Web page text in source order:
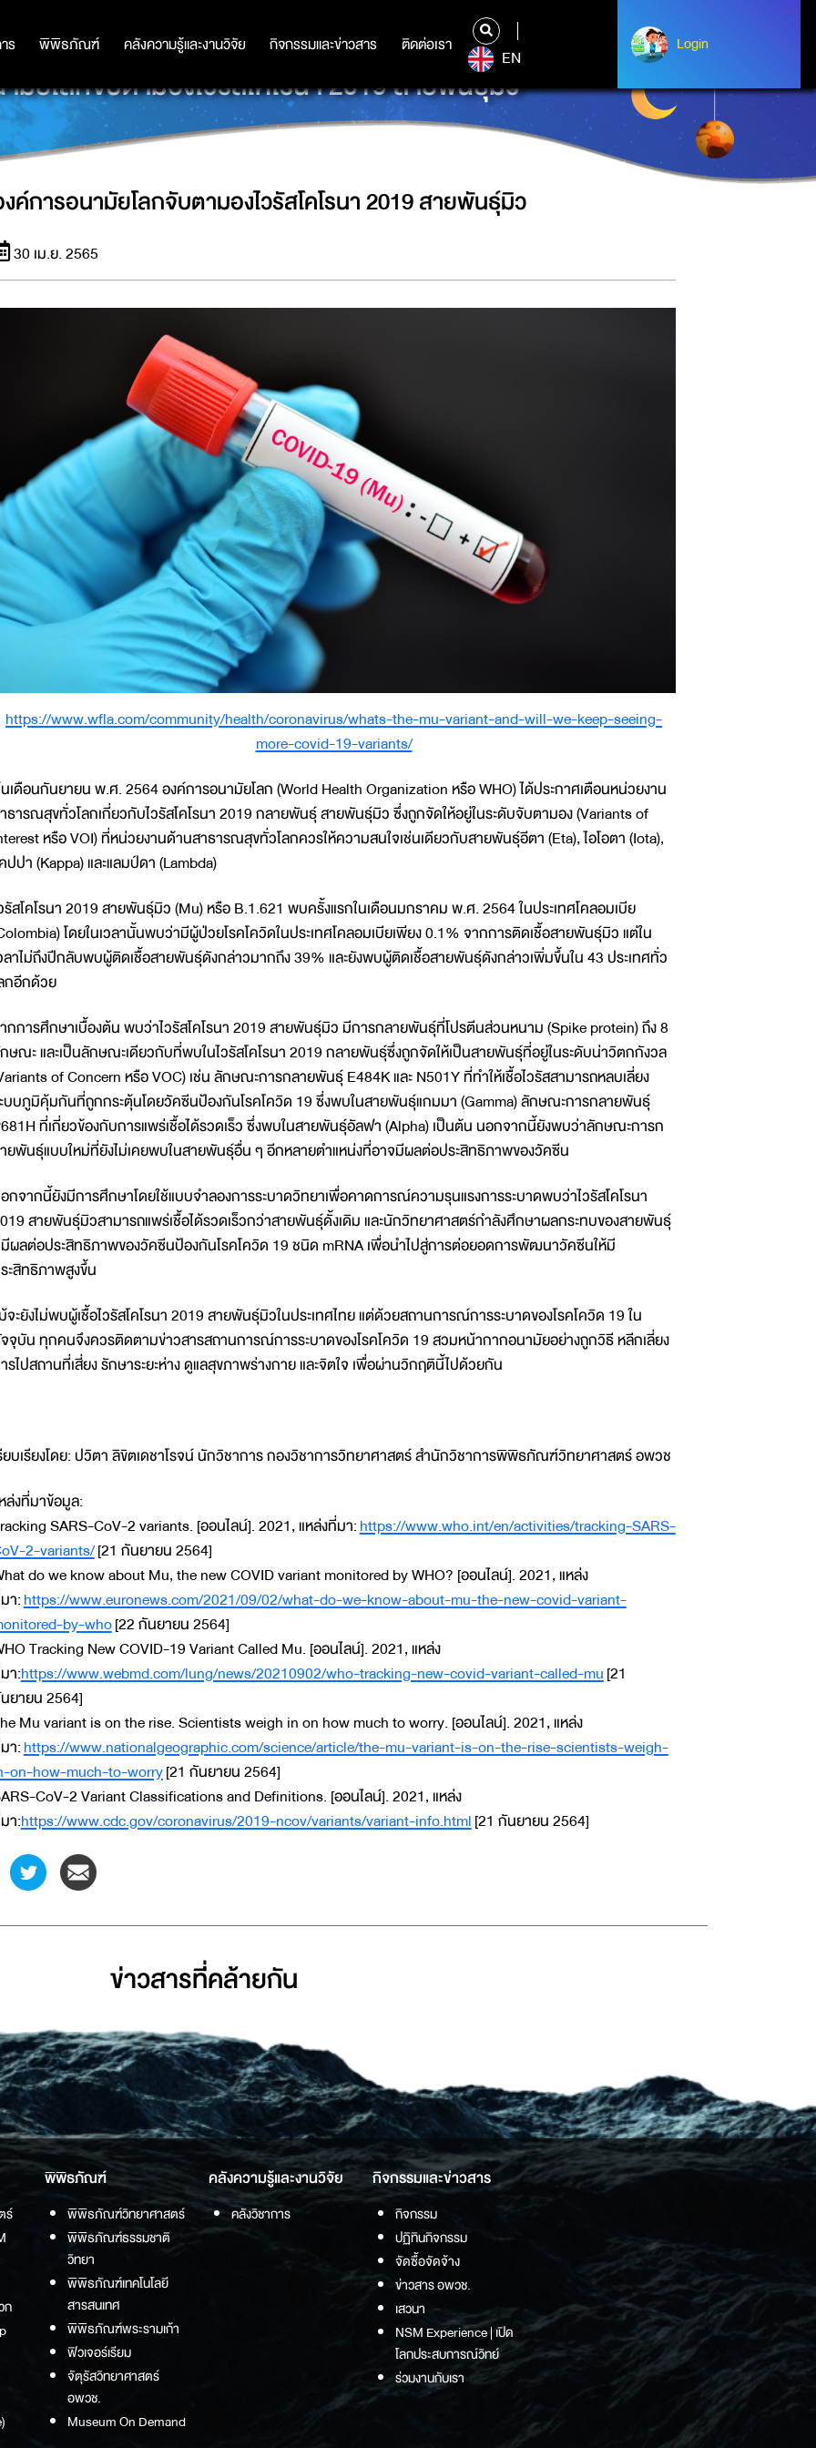
ร พิพิธภัณฑ์ คลังความรู้และงานวิจัย กิจกรรมและข่าวสาร ติดต่อเรา
ร พิพิธภัณฑ์ คลังความรู้และงานวิจัย กิจกรรมและข่าวสาร ติดต่อเรา
EN
Login
Login
มัยโลกจับตามองไวรัสโคโรนา 2019 สายพันธุ์มิว
ค์การอนามัยโลกจับตามองไวรัสโคโรนา 2019 สายพันธุ์มิว
30 เม.ย. 2565
https://www.wfla.com/community/health/coronavirus/whats-the-mu-variant-and-will-we-keep-seeing-
more-covid-19-variants/
เดือนกันยายน พ.ศ. 2564 องค์การอนามัยโลก (World Health Organization หรือ WHO) ได้ประกาศเตือนหน่วยงาน
ธารณสุขทั่วโลกเกี่ยวกับไวรัสโคโรนา 2019 กลายพันธุ์ สายพันธุ์มิว ซึ่งถูกจัดให้อยู่ในระดับจับตามอง (Variants of
หรือ VOI) ที่หน่วยงานด้านสาธารณสุขทั่วโลกควรให้ความสนใจเช่นเดียวกับสายพันธุ์อีตา (Eta), ไอโอตา (Iota),
ปปา (Kappa) และแลมป์ดา (Lambda)
รัสโคโรนา 2019 สายพันธุ์มิว (Mu) หรือ B.1.621 พบครั้งแรกในเดือนมกราคม พ.ศ. 2564 ในประเทศโคลอมเบีย
โดยในเวลานั้นพบว่ามีผู้ป่วยโรคโควิดในประเทศโคลอมเบียเพียง 0.1% จากการติดเชื้อสายพันธุ์มิว แต่ใน
ลาไม่ถึงปีกลับพบผู้ติดเชื้อสายพันธุ์ดังกล่าวมากถึง 39% และยังพบผู้ติดเชื้อสายพันธุ์ดังกล่าวเพิ่มขึ้นใน 43 ประเทศทั่ว
กอีกด้วย
กการศึกษาเบื้องต้น พบว่าไวรัสโคโรนา 2019 สายพันธุ์มิว มีการกลายพันธุ์ที่โปรตีนส่วนหนาม (Spike protein) ถึง 8
ษณะ และเป็นลักษณะเดียวกับที่พบในไวรัสโคโรนา 2019 กลายพันธุ์ซึ่งถูกจัดให้เป็นสายพันธุ์ที่อยู่ในระดับน่าวิตกกังวล
of Concern หรือ VOC) เช่น ลักษณะการกลายพันธุ์ E484K และ N501Y ที่ทำให้เชื้อไวรัสสามารถหลบเลี่ยง
บบภูมิคุ้มกันที่ถูกกระตุ้นโดยวัคซีนป้องกันโรคโควิด 19 ซึ่งพบในสายพันธุ์แกมมา (Gamma) ลักษณะการกลายพันธุ์
ที่เกี่ยวข้องกับการแพร่เชื้อได้รวดเร็ว ซึ่งพบในสายพันธุ์อัลฟา (Alpha) เป็นต้น นอกจากนี้ยังพบว่าลักษณะการก
ยพันธุ์แบบใหม่ที่ยังไม่เคยพบในสายพันธุ์อื่น ๆ อีกหลายตำแหน่งที่อาจมีผลต่อประสิทธิภาพของวัคซีน
กจากนี้ยังมีการศึกษาโดยใช้แบบจำลองการระบาดวิทยาเพื่อคาดการณ์ความรุนแรงการระบาดพบว่าไวรัสโคโรนา
สายพันธุ์มิวสามารถแพร่เชื้อได้รวดเร็วกว่าสายพันธุ์ดั้งเดิม และนักวิทยาศาสตร์กำลังศึกษาผลกระทบของสายพันธุ์
ผลต่อประสิทธิภาพของวัคซีนป้องกันโรคโควิด 19 ชนิด mRNA เพื่อนำไปสู่การต่อยอดการพัฒนาวัคซีนให้มี
ะสิทธิภาพสูงขึ้น
จะยังไม่พบผู้เชื้อไวรัสโคโรนา 2019 สายพันธุ์มิวในประเทศไทย แต่ด้วยสถานการณ์การระบาดของโรคโควิด 19 ใน
จุบัน ทุกคนจึงควรติดตามข่าวสารสถานการณ์การระบาดของโรคโควิด 19 สวมหน้ากากอนามัยอย่างถูกวิธี หลีกเลี่ยง
รไปสถานที่เสี่ยง รักษาระยะห่าง ดูแลสุขภาพร่างกาย และจิตใจ เพื่อผ่านวิกฤตินี้ไปด้วยกัน
ยบเรียงโดย: ปวิตา ลิขิตเดชาโรจน์ นักวิชาการ กองวิชาการวิทยาศาสตร์ สำนักวิชาการพิพิธภัณฑ์วิทยาศาสตร์ อพวช
ล่งที่มาข้อมูล:
SARS-CoV-2 variants. [ออนไลน์]. 2021, แหล่งที่มา:https://www.who.int/en/activities/tracking-SARS-
2-variants/[21 กันยายน 2564]
do we know about Mu, the new COVID variant monitored by WHO? [ออนไลน์]. 2021, แหล่ง
า:https://www.euronews.com/2021/09/02/what-do-we-know-about-mu-the-new-covid-variant-
by-who[22 กันยายน 2564]
Tracking New COVID-19 Variant Called Mu. [ออนไลน์]. 2021, แหล่ง
า:https://www.webmd.com/lung/news/20210902/who-tracking-new-covid-variant-called-mu[21
ยายน 2564]
Mu variant is on the rise. Scientists weigh in on how much to worry. [ออนไลน์]. 2021, แหล่ง
า:https://www.nationalgeographic.com/science/article/the-mu-variant-is-on-the-rise-scientists-weigh-
on-how-much-to-worry[21 กันยายน 2564]
CoV-2 Variant Classifications and Definitions. [ออนไลน์]. 2021, แหล่ง
า:https://www.cdc.gov/coronavirus/2019-ncov/variants/variant-info.html[21 กันยายน 2564]
ข่าวสารที่่คล้ายกัน
ร์
ก
พิพิธภัณฑ์
พิพิธภัณฑ์วิทยาศาสตร์
พิพิธภัณฑ์ธรรมชาติ
วิทยา
พิพิธภัณฑ์เทคโนโลยี
สารสนเทศ
พิพิธภัณฑ์พระรามเก้า
ฟิวเจอร์เรียม
จัตุรัสวิทยาศาสตร์
อพวช.
Museum On Demand
คลังความรู้และงานวิจัย
คลังวิชาการ
กิจกรรมและข่าวสาร
กิจกรรม
ปฏิทินกิจกรรม
จัดซื้อจัดจ้าง
ข่าวสาร อพวช.
เสวนา
NSM Experience | เปิด
โลกประสบการณ์วิทย์
ร่วมงานกับเรา